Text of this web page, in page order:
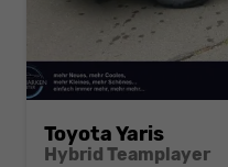
Toyota Yaris
Hybrid Teamplayer